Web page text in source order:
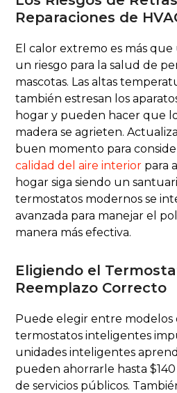
Reparaciones de
El calor extremo es más
un riesgo para la salud de
mascotas. Las altas
también estresan los
hogar y pueden hacer que
madera se agrieten.
buen momento para
calidad del aire interior para
hogar siga siendo un
termostatos modernos se
avanzada para manejar el
manera más efectiva.
Eligiendo el
Reemplazo Correcto
Puede elegir entre modelos
termostatos inteligentes
unidades inteligentes
pueden ahorrarle hasta
de servicios públicos.